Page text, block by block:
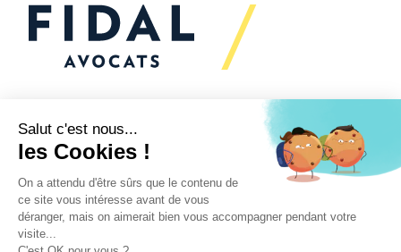
Vous souhaitez échanger
avec nous ?
Nous sommes
à votre écoute